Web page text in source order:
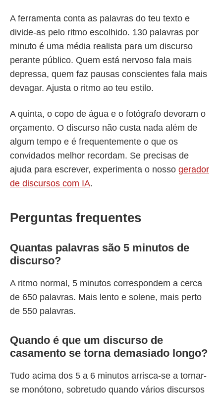
A ferramenta conta as palavras do teu texto e
divide-as pelo ritmo escolhido. 130 palavras por
minuto é uma média realista para um discurso
perante público. Quem está nervoso fala mais
depressa, quem faz pausas conscientes fala mais
devagar. Ajusta o ritmo ao teu estilo.
A quinta, o copo de água e o fotógrafo devoram o
orçamento. O discurso não custa nada além de
algum tempo e é frequentemente o que os
convidados melhor recordam. Se precisas de
ajuda para escrever, experimenta o nosso gerador
de discursos com IA.
Perguntas frequentes
Quantas palavras são 5 minutos de
discurso?
A ritmo normal, 5 minutos correspondem a cerca
de 650 palavras. Mais lento e solene, mais perto
de 550 palavras.
Quando é que um discurso de
casamento se torna demasiado longo?
Tudo acima dos 5 a 6 minutos arrisca-se a tornar-
se monótono, sobretudo quando vários discursos